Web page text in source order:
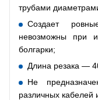
трубами
Создает
невозможны при
болгарки;
Длина резака —
Не
различных кабелей